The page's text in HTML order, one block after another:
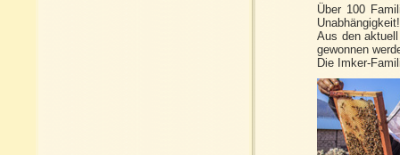
Über 100
Unabhängigkeit!
Aus den
gewonnen
Die Imker-